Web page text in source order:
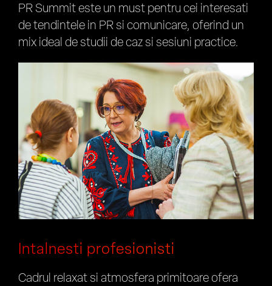
PR Summit este un must pentru cei interesati
de tendintele in PR si comunicare, oferind un
mix ideal de studii de caz si sesiuni practice.
Intalnesti profesionisti
Cadrul relaxat si atmosfera primitoare ofera